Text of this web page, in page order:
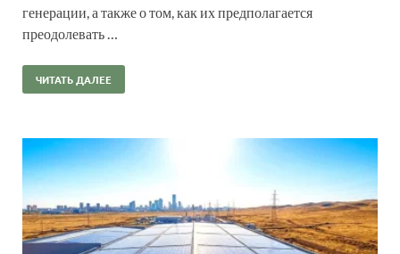
генерации, а также о том, как их предполагается
преодолевать …
ЧИТАТЬ ДАЛЕЕ